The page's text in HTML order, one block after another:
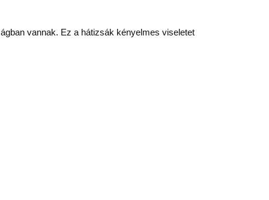
vannak. Ez a hátizsák kényelmes viseletet